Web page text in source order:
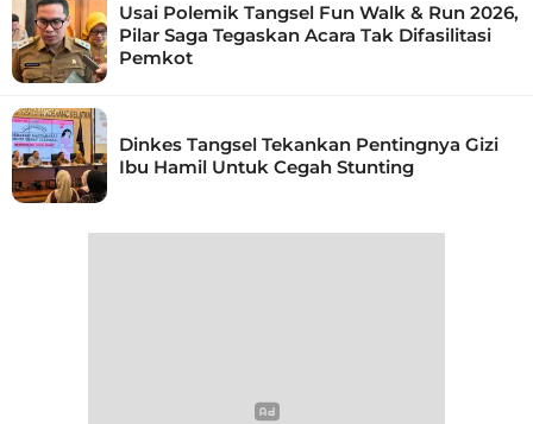
Usai Polemik Tangsel Fun Walk & Run 2026,
Pilar Saga Tegaskan Acara Tak Difasilitasi
Pemkot
Dinkes Tangsel Tekankan Pentingnya Gizi
Ibu Hamil Untuk Cegah Stunting